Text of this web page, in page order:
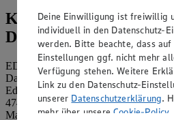
Kontaktdaten des
EDEKA Nordwest Stiftung & Co. KG
Datenschutzbeauftragter
Edekaplatz 1
47445 Moers
Mail:
nw_datenschutz@edeka.de
Deine Einwilligung ist freiwillig
individuell in den Datenschutz-
werden. Bitte beachte, dass auf
Einstellungen ggf. nicht mehr
Verfügung stehen. Weitere
Link zu den Datenschutz-
unserer Datenschutzerklärung.
mehr über unsereCookie-Policy.